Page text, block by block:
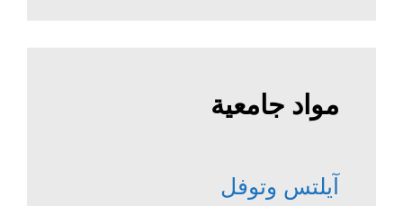
مواد جامعية
آيلتس وتوفل